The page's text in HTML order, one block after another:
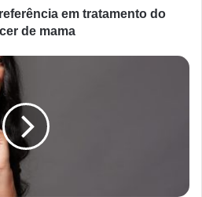
em tratamento do
de mama